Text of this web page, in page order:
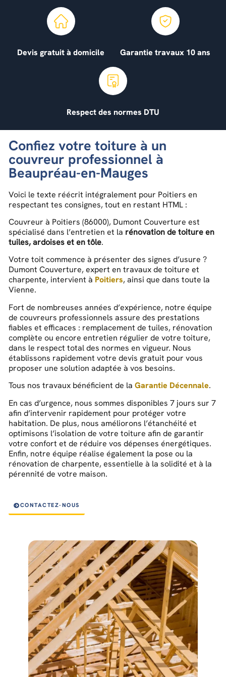
Devis gratuit à domicile Garantie travaux 10 ans
Respect des normes DTU
Confiez votre toiture à un
couvreur professionnel à
Beaupréau-en-Mauges
Voici le texte réécrit intégralement pour Poitiers en
respectant tes consignes, tout en restant HTML :
Couvreur à Poitiers (86000), Dumont Couverture est
spécialisé dans l’entretien et la rénovation de toiture en
tuiles, ardoises et en tôle.
Votre toit commence à présenter des signes d’usure ?
Dumont Couverture, expert en travaux de toiture et
charpente, intervient à Poitiers, ainsi que dans toute la
Vienne.
Fort de nombreuses années d’expérience, notre équipe
de couvreurs professionnels assure des prestations
fiables et efficaces : remplacement de tuiles, rénovation
complète ou encore entretien régulier de votre toiture,
dans le respect total des normes en vigueur. Nous
établissons rapidement votre devis gratuit pour vous
proposer une solution adaptée à vos besoins.
Tous nos travaux bénéficient de la Garantie Décennale.
En cas d’urgence, nous sommes disponibles 7 jours sur 7
afin d’intervenir rapidement pour protéger votre
habitation. De plus, nous améliorons l’étanchéité et
optimisons l’isolation de votre toiture afin de garantir
votre confort et de réduire vos dépenses énergétiques.
Enfin, notre équipe réalise également la pose ou la
rénovation de charpente, essentielle à la solidité et à la
pérennité de votre maison.
CONTACTEZ-NOUS